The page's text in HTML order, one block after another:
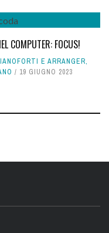
COMPUTER: FOCUS!
E ARRANGER,
19 GIUGNO 2023